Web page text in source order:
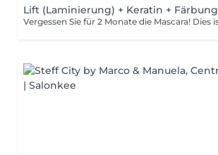
Lift (Laminierung) + Keratin + Färbung